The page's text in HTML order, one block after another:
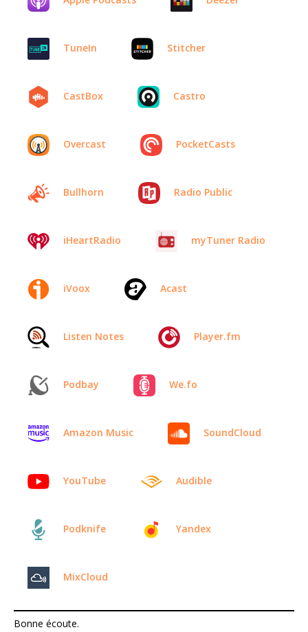
TuneIn Stitcher
CastBox Castro
Overcast PocketCasts
Bullhorn Radio Public
iHeartRadio myTuner Radio
iVoox Acast
Listen Notes Player.fm
Podbay We.fo
Amazon Music SoundCloud
YouTube Audible
Podknife Yandex
MixCloud
Bonne écoute.